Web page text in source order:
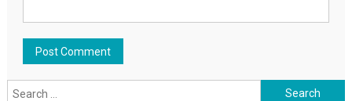
Search for: